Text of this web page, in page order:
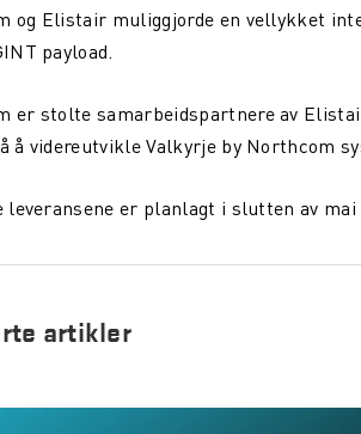
og Elistair muliggjorde en vellykket
payload.
er stolte samarbeidspartnere av
å videreutvikle Valkyrje by Northcom
leveransene er planlagt i slutten av mai
artikler